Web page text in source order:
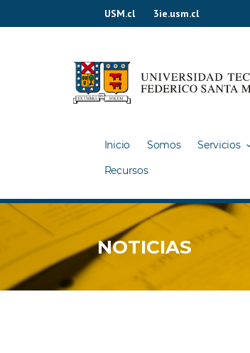
USM.cl 3ie.usm.cl
Inicio Somos Servicios
Recursos
NOTICIAS